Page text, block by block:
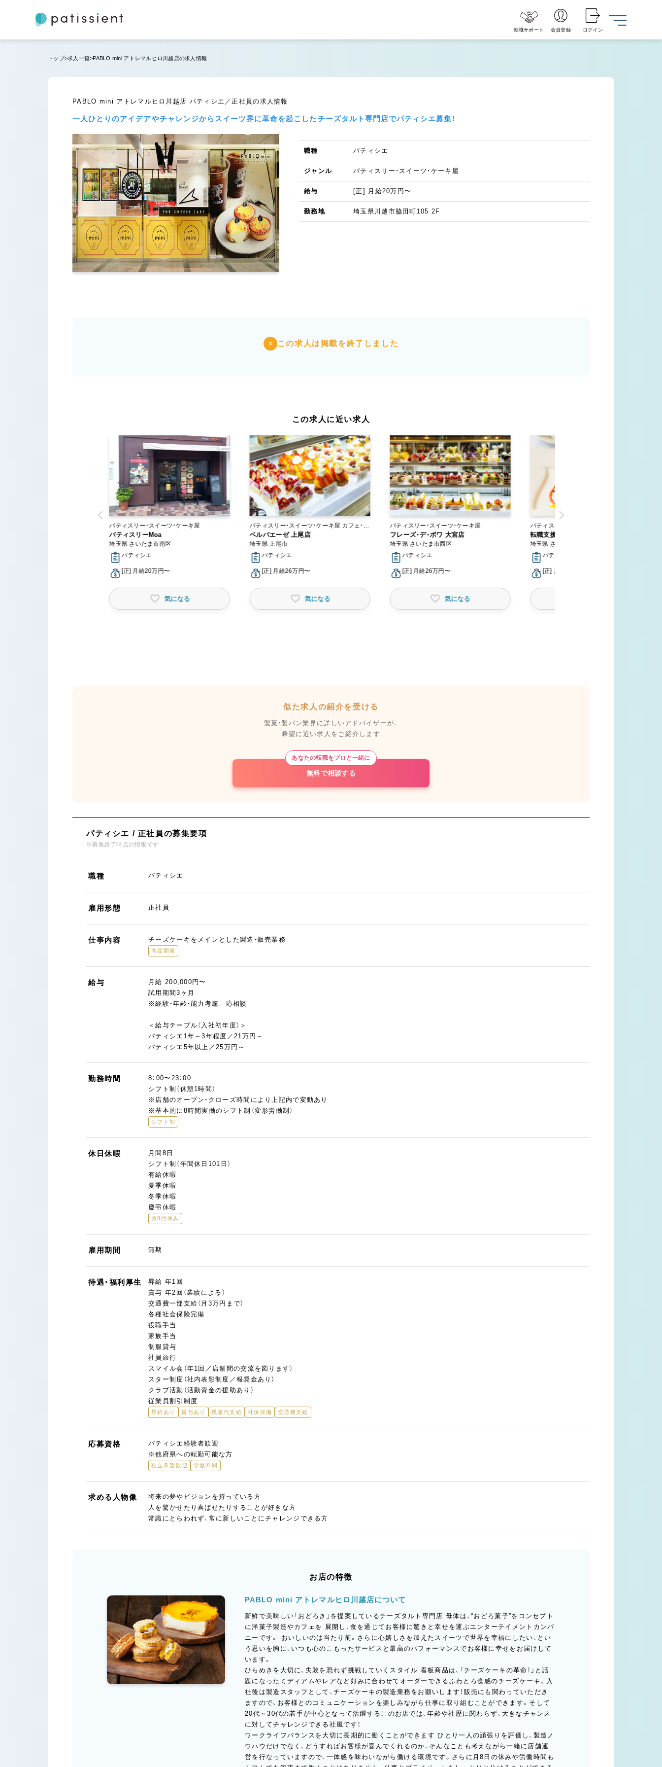
転職サポート 会員登録 ログイン
トップ 求人一覧 PABLO mini アトレマルヒロ川越店の求人情報
PABLO mini アトレマルヒロ川越店 パティシエ／正社員の求人情報
一人ひとりのアイデアやチャレンジからスイーツ界に革命を起こしたチーズタルト専門店でパティシエ募集！
職種 パティシエ
ジャンル パティスリー・スイーツ・ケーキ屋
給与 [正] 月給20万円〜
勤務地 埼玉県川越市脇田町105 2F
× この求人は掲載を終了しました
この求人に近い求人
パティスリー・スイーツ・ケーキ屋
パティスリーMoa
埼玉県 さいたま市南区
パティシエ
[正] 月給20万円〜
気になる
パティスリー・スイーツ・ケーキ屋 カフェ・レ
ストラン
ベルパエーゼ 上尾店
埼玉県 上尾市
パティシエ
[正] 月給26万円〜
気になる
パティスリー・スイーツ・ケーキ屋
フレーズ・デ・ボワ 大宮店
埼玉県 さいたま市西区
パティシエ
[正] 月給26万円〜
気になる
パティスリー・スイーツ・ケーキ屋
転職支援サービス
埼玉県 さいたま市
パティシエ
[正] 月給20万円〜
似た求人の紹介を受ける
製菓・製パン業界に詳しいアドバイザーが、
希望に近い求人をご紹介します
あなたの転職をプロと一緒に
無料で相談する
パティシエ / 正社員の募集要項
※募集終了時点の情報です
職種 パティシエ
雇用形態 正社員
仕事内容 チーズケーキをメインとした製造・販売業務
商品開発
給与
月給 200,000円〜
試用期間3ヶ月
※経験・年齢・能力考慮 応相談
＜給与テーブル（入社初年度）＞
パティシエ1年～3年程度／21万円～
パティシエ5年以上／25万円～
勤務時間
8：00〜23：00
シフト制（休憩1時間）
※店舗のオープン・クローズ時間により上記内で変動あり
※基本的に8時間実働のシフト制（変形労働制）
シフト制
休日休暇
月間8日
シフト制（年間休日101日）
有給休暇
夏季休暇
冬季休暇
慶弔休暇
月8回休み
雇用期間 無期
待遇・福利厚生
昇給 年1回
賞与 年2回（業績による）
交通費一部支給（月3万円まで）
各種社会保険完備
役職手当
家族手当
制服貸与
社員旅行
スマイル会（年1回／店舗間の交流を図ります）
スター制度（社内表彰制度／報奨金あり）
クラブ活動（活動資金の援助あり）
従業員割引制度
昇給あり 賞与あり 残業代支給 社保完備 交通費支給
応募資格
パティシエ経験者歓迎
※他府県への転勤可能な方
独立希望歓迎 学歴不問
求める人物像
将来の夢やビジョンを持っている方
人を驚かせたり喜ばせたりすることが好きな方
常識にとらわれず、常に新しいことにチャレンジできる方
お店の特徴
PABLO mini アトレマルヒロ川越店について
新鮮で美味しい「おどろき」を提案しているチーズタルト専門店 母体は、“おどろ菓子”をコンセプト
に洋菓子製造やカフェを 展開し、食を通じてお客様に驚きと幸せを運ぶエンターテイメントカンパ
ニーです。 おいしいのは当たり前。さらに心嬉しさを加えたスイーツで世界を幸福にしたい、とい
う思いを胸に、いつも心のこもったサービスと最高のパフォーマンスでお客様に幸せをお届けして
います。
ひらめきを大切に、失敗を恐れず挑戦していくスタイル 看板商品は、「チーズケーキの革命！」と話
題になったミディアムやレアなど好みに合わせてオーダーできるふわとろ食感のチーズケーキ。入
社後は製造スタッフとして、チーズケーキの製造業務をお願いします！販売にも関わっていただき
ますので、お客様とのコミュニケーションを楽しみながら仕事に取り組むことができます。そして
20代～30代の若手が中心となって活躍するこのお店では、年齢や社歴に関わらず、大きなチャンス
に対してチャレンジできる社風です！
ワークライフバランスを大切に長期的に働くことができます ひとり一人の頑張りを評価し、製造ノ
ウハウだけでなく、どうすればお客様が喜んでくれるのか、そんなことも考えながら一緒に店舗運
営を行なっていますので、一体感を味わいながら働ける環境です。さらに月8日の休みや労働時間も